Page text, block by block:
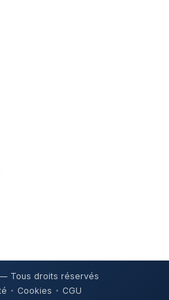
Tous droits réservés
Cookies CGU